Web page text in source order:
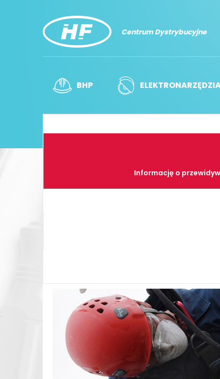
Centrum Dystrybucyjne
BHP
Informację o